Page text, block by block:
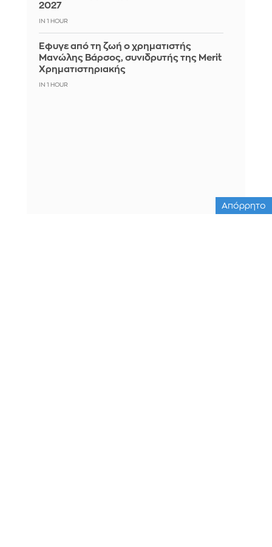
2027
IN 1 HOUR
Έφυγε από τη ζωή ο χρηματιστής
Μανώλης Βάρσος, συνιδρυτής της Merit
Χρηματιστηριακής
IN 1 HOUR
Απόρρητο